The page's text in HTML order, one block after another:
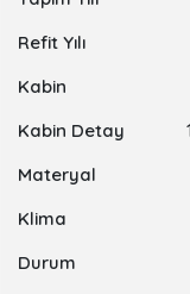
Refit Yılı
Kabin
Kabin Detay
Materyal
Klima
Durum